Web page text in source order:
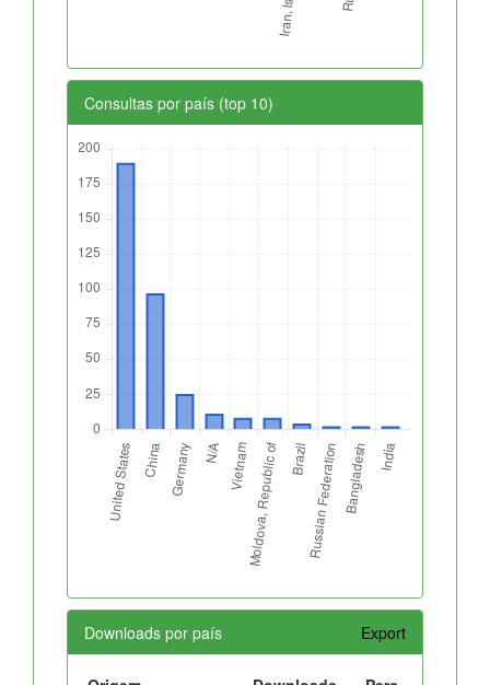
Consultas por país (top 10)
Downloads por país Export